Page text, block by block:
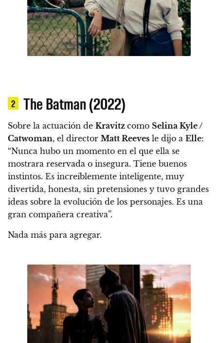
2 The Batman (2022)
Sobre la actuación de Kravitz como Selina Kyle /
Catwoman, el director Matt Reeves le dijo a Elle:
“Nunca hubo un momento en el que ella se
mostrara reservada o insegura. Tiene buenos
instintos. Es increíblemente inteligente, muy
divertida, honesta, sin pretensiones y tuvo grandes
ideas sobre la evolución de los personajes. Es una
gran compañera creativa”.
Nada más para agregar.